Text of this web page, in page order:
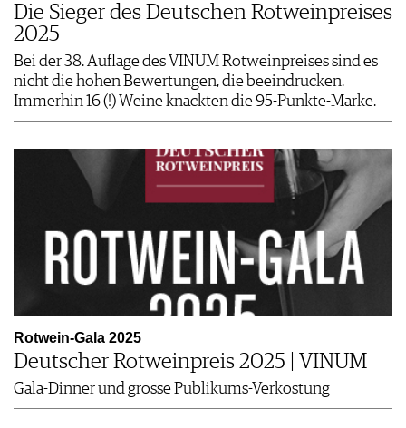
Die Sieger des Deutschen Rotweinpreises
2025
Bei der 38. Auflage des VINUM Rotweinpreises sind es
nicht die hohen Bewertungen, die beeindrucken.
Immerhin 16 (!) Weine knackten die 95-Punkte-Marke.
Rotwein-Gala 2025
Deutscher Rotweinpreis 2025 | VINUM
Gala-Dinner und grosse Publikums-Verkostung